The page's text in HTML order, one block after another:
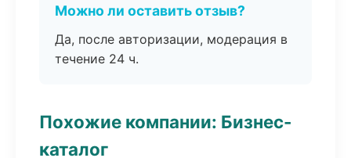
Можно ли оставить отзыв?
Да, после авторизации, модерация в
течение 24 ч.
Похожие компании: Бизнес-
каталог